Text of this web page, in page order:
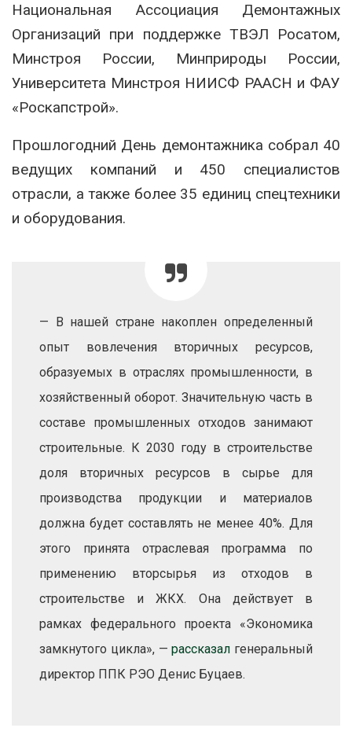
Национальная Ассоциация Демонтажных
Организаций при поддержке ТВЭЛ Росатом,
Минстроя России, Минприроды России,
Университета Минстроя НИИСФ РААСН и ФАУ
«Роскапстрой».
Прошлогодний День демонтажника собрал 40
ведущих компаний и 450 специалистов
отрасли, а также более 35 единиц спецтехники
и оборудования.
— В нашей стране накоплен определенный
опыт вовлечения вторичных ресурсов,
образуемых в отраслях промышленности, в
хозяйственный оборот. Значительную часть в
составе промышленных отходов занимают
строительные. К 2030 году в строительстве
доля вторичных ресурсов в сырье для
производства продукции и материалов
должна будет составлять не менее 40%. Для
этого принята отраслевая программа по
применению вторсырья из отходов в
строительстве и ЖКХ. Она действует в
рамках федерального проекта «Экономика
замкнутого цикла», —рассказал генеральный
директор ППК РЭО Денис Буцаев.